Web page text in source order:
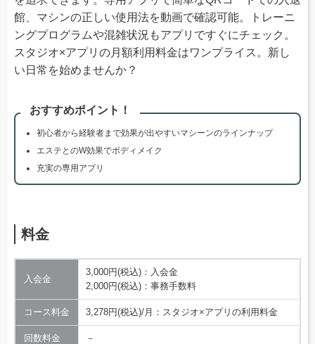
館、マシンの正しい使用法を動画で確認可能。トレーニ
ングプログラムや混雑状況もアプリですぐにチェック。
スタジオ×アプリの月額利用料金はワンプライス。新し
い日常を始めませんか？
おすすめポイント！
初心者から経験者まで効果が出やすいマシーンのラインナップ
エステとのW効果でボディメイク
充実の専用アプリ
料金
入会金
3,000円(税込)：入会金
2,000円(税込)：事務手数料
コース料金 3,278円(税込)/月：スタジオ×アプリの利用料金
回数料金 －